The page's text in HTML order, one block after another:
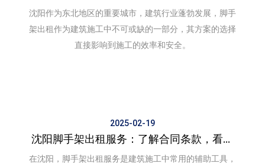
沈阳作为东北地区的重要城市，建筑行业蓬勃发展，脚手
架出租作为建筑施工中不可或缺的一部分，其方案的选择
直接影响到施工的效率和安全。
2025-02-19
沈阳脚手架出租服务：了解合同条款，看是
在沈阳，脚手架出租服务是建筑施工中常用的辅助工具，